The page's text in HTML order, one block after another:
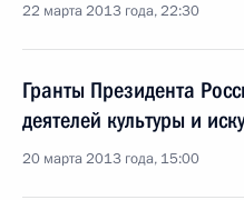
22 марта 2013 года, 22:30
Гранты Президента
деятелей культуры и
20 марта 2013 года, 15:00